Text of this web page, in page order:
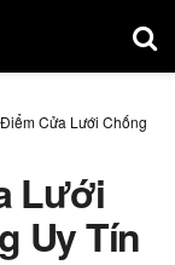
Cửa Lưới Chống
Lưới
Uy Tín